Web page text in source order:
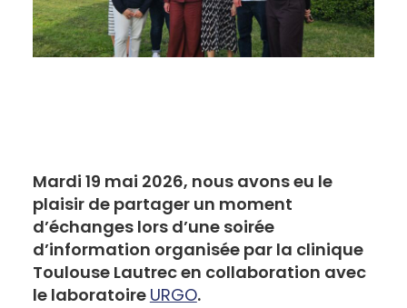
Mardi 19 mai 2026, nous avons eu le
plaisir de partager un moment
d’échanges lors d’une soirée
d’information organisée par la clinique
Toulouse Lautrec en collaboration avec
le laboratoire URGO.